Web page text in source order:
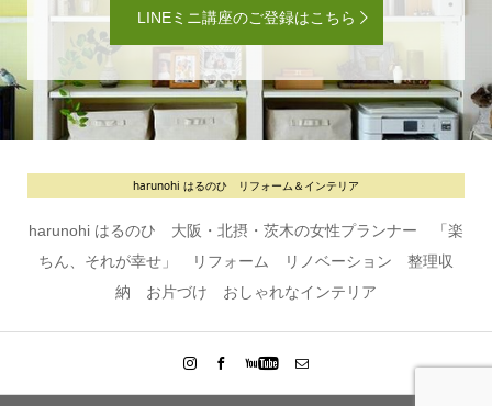
LINEミニ講座のご登録はこちら
harunohi はるのひ リフォーム＆インテリア
harunohi はるのひ 大阪・北摂・茨木の女性プランナー 「楽
ちん、それが幸せ」 リフォーム リノベーション 整理収
納 お片づけ おしゃれなインテリア